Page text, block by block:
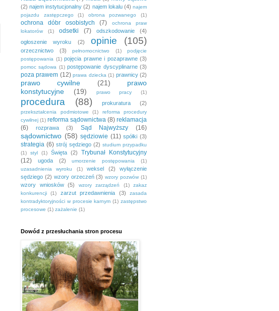
(2) najem instytucjonalny (2) najem lokalu (4) najem
pojazdu zastępczego
(1) obrona pozwanego (1)
ochrona dóbr osobistych (7)
ochrona praw
lokatorów
(1) odsetki (7) odszkodowanie
(4)
ogłoszenie wyroku
(2) opinie (105)
orzecznictwo (3) pełnomocnictwo (1)
podjęcie
postępowania (1) pojęcia prawne i pozaprawne (3)
pomoc sądowa (1) postępowanie dyscyplinarne (3)
poza prawem (12) prawa dziecka (1) prawnicy (2)
prawo cywilne (21)
prawo
konstytucyjne
(19) prawo pracy (1)
procedura (88) prokuratura (2)
przekształcenia podmiotowe (1)
reforma procedury
cywilnej (1) reforma sądownictwa (8) reklamacja
(6)
rozprawa (3) Sąd Najwyższy (16)
sądownictwo (58) sędziowie (11) spółki (3)
strategia (6) strój sędziego (2) studium przypadku
(1)
styl (1) Święta (2)
Trybunał Konstytucyjny
(12)
ugoda (2) umorzenie postępowania
(1)
uzasadnienia wyroku
(1) weksel (2)
wyłączenie
sędziego (2) wzory orzeczeń (3) wzory pozwów (1)
wzory wniosków (5) wzory zarządzeń (1)
zakaz
konkurencji
(1) zarzut przedawnienia (3)
zasada
kontradyktoryjności w procesie karnym (1) zastępstwo
procesowe (1) zażalenie (1)
Dowód z przesłuchania stron procesu